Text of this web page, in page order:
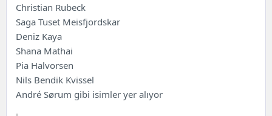
Christian Rubeck
Saga Tuset Meisfjordskar
Deniz Kaya
Shana Mathai
Pia Halvorsen
Nils Bendik Kvissel
André Sørum gibi isimler yer alıyor